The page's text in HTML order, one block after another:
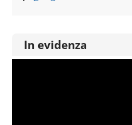
In evidenza